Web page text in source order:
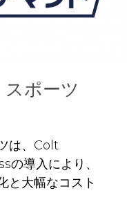
ポーツ
は、Colt
導入により、
と大幅なコスト